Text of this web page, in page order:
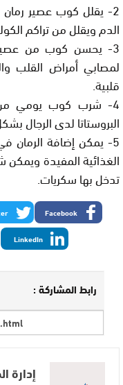
2- يقلل كوب عصير
الدم ويقلل من تراكم
3- يحسن كوب من
لمصابي أمراض القلب
قلبية.
4- شرب كوب يومي
البروستاتا لدى الرجال
5- يمكن إضافة الرمان
الغذائية المفيدة
تدخل بها سكريات.
Facebook
LinkedIn
رابط المشاركة :
إدارة